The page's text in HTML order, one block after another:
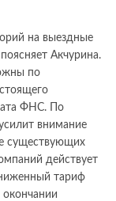
на выездные
Акчурина.
по
ФНС. По
внимание
существующих
действует
тариф
окончании